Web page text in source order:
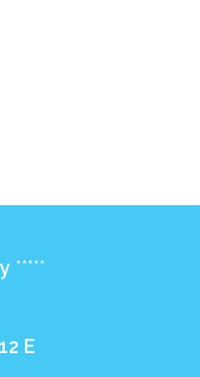
*****
E